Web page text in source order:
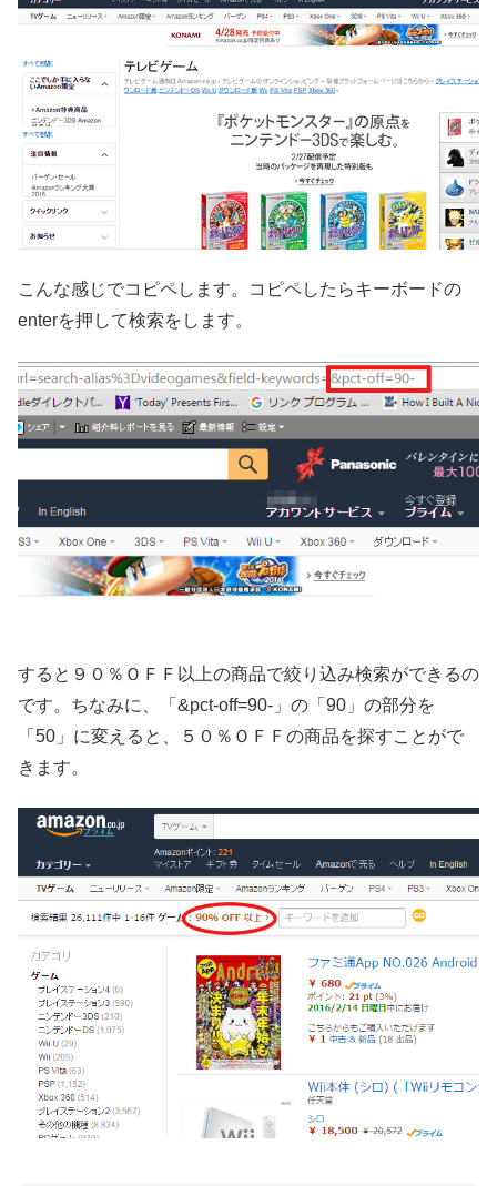
こんな感じでコピペします。コピペしたらキーボードの
enterを押して検索をします。
すると９０％ＯＦＦ以上の商品で絞り込み検索ができるの
です。ちなみに、「&pct-off=90-」の「90」の部分を
「50」に変えると、５０％ＯＦＦの商品を探すことがで
きます。